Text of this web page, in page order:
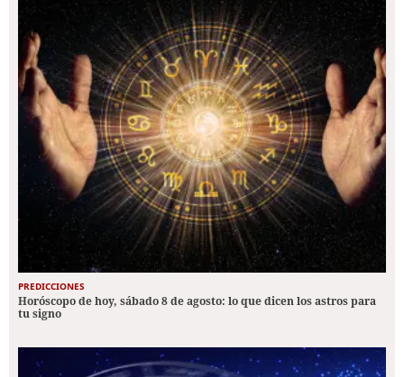
PREDICCIONES
Horóscopo de hoy, sábado 8 de agosto: lo que dicen los astros para
tu signo